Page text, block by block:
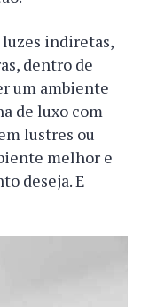
luzes indiretas,
dentro de
um ambiente
de luxo com
lustres ou
melhor e
deseja. E